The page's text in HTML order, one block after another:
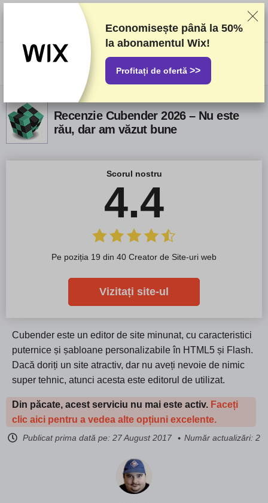
Clasificăm furnizorii pe baza unor teste și analize riguroase, dar luăm în
considerare și feedbackul vostru și acordurile comerciale pe care le avem
cu furnizorii. Această pagină conține link-uri de afiliat.Informare privind
Recenzie Cubender 2026 – Nu este
rău, dar am văzut bune
Cubender este un editor de site minunat, cu caracteristici
puternice și șabloane personalizabile în HTML5 și Flash.
Dacă doriți un site atractiv, dar nu aveți nevoie de nimic
super tehnic, atunci acesta este editorul de utilizat.
Din păcate, acest serviciu nu mai este activ. Faceți
clic aici pentru a vedea alte opțiuni excelente.
Publicat prima dată pe: 27 August 2017 Număr actualizări: 2
Scorul nostru
4.4
Pe poziția 19 din 40 Creator de Site-uri web
Vizitați site-ul
Economisește până la 50%
la abonamentul Wix!
Profitați de ofertă >>